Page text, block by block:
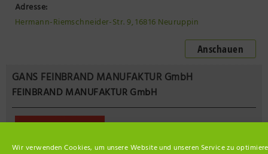
Wir verwenden Cookies, um unsere Website und unseren Service zu
Adresse:
Hermann-Riemschneider-Str. 9, 16816 Neuruppin
Anschauen
GANS FEINBRAND MANUFAKTUR GmbH
FEINBRAND MANUFAKTUR GmbH